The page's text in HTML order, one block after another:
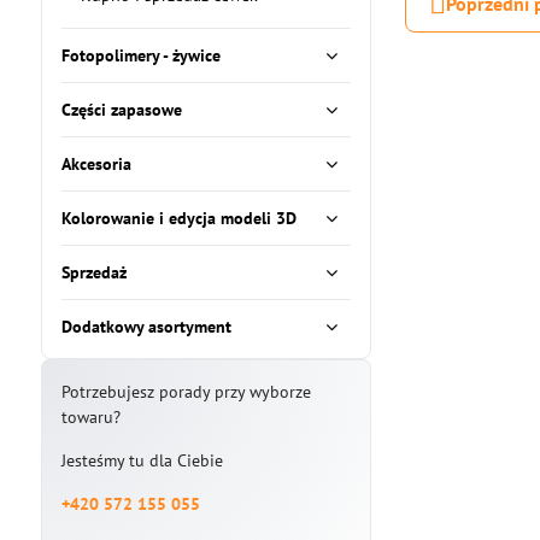
Fotopolimery - żywice
Części zapasowe
Akcesoria
Kolorowanie i edycja modeli 3D
Sprzedaż
Dodatkowy asortyment
Potrzebujesz porady przy wyborze
towaru?
Jesteśmy tu dla Ciebie
+420 572 155 055